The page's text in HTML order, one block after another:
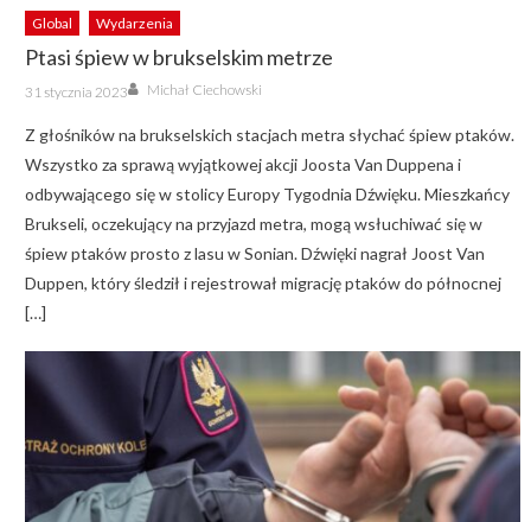
Global Wydarzenia
Ptasi śpiew w brukselskim metrze
Posted
on
31 stycznia 2023 Author
Michał Ciechowski
Z głośników na brukselskich stacjach metra słychać śpiew ptaków.
Wszystko za sprawą wyjątkowej akcji Joosta Van Duppena i
odbywającego się w stolicy Europy Tygodnia Dźwięku. Mieszkańcy
Brukseli, oczekujący na przyjazd metra, mogą wsłuchiwać się w
śpiew ptaków prosto z lasu w Sonian. Dźwięki nagrał Joost Van
Duppen, który śledził i rejestrował migrację ptaków do północnej
[…]